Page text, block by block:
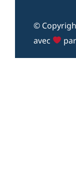
©
avec
par